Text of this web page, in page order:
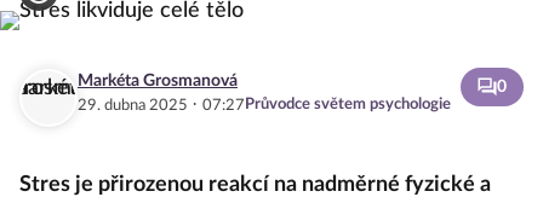
Markéta Grosmanová
29. dubna 2025 · 07:27 Průvodce světem psychologie
0
Stres je přirozenou reakcí na nadměrné fyzické a